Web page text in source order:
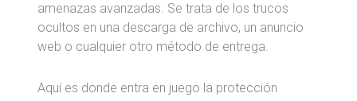
amenazas avanzadas. Se trata de los trucos
ocultos en una descarga de archivo, un anuncio
web o cualquier otro método de entrega.
Aquí es donde entra en juego la protección